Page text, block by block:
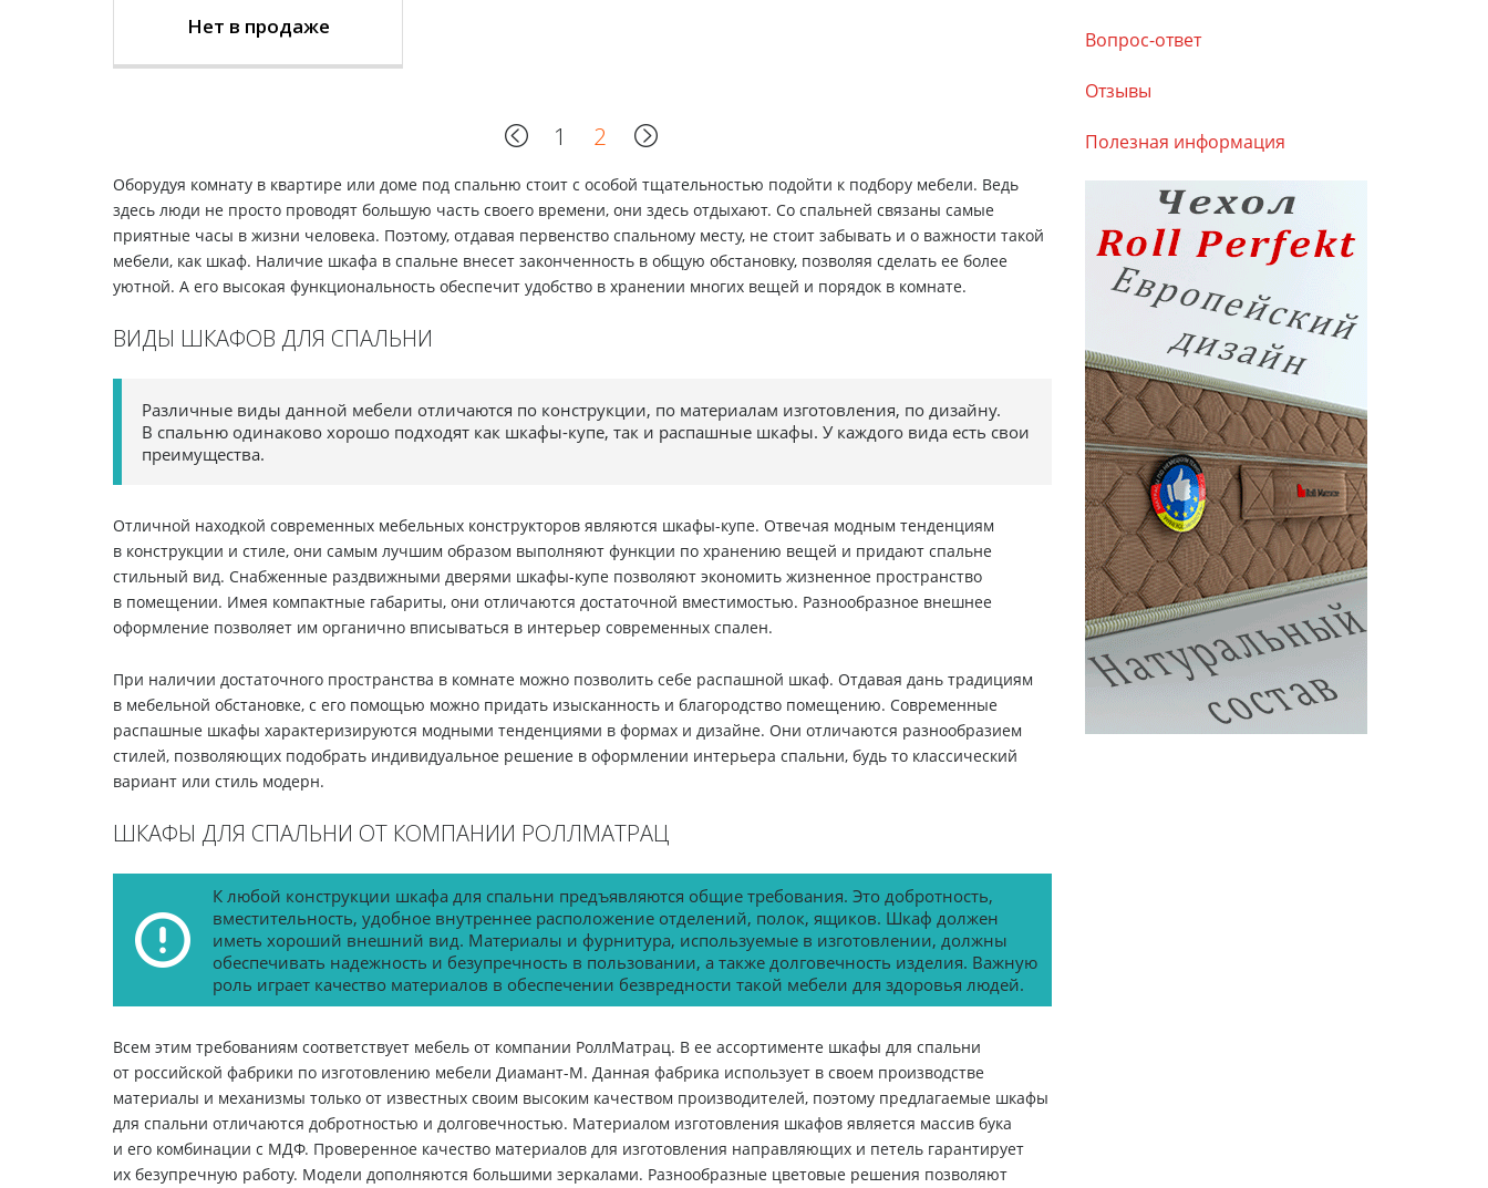
Вопрос-ответ
Отзывы
Полезная информация
отличаться от реального.
Нет в продаже
1 2
Оборудуя комнату в квартире или доме под спальню стоит с особой тщательностью подойти к подбору мебели. Ведь
здесь люди не просто проводят большую часть своего времени, они здесь отдыхают. Со спальней связаны самые
приятные часы в жизни человека. Поэтому, отдавая первенство спальному месту, не стоит забывать и о важности такой
мебели, как шкаф. Наличие шкафа в спальне внесет законченность в общую обстановку, позволяя сделать ее более
уютной. А его высокая функциональность обеспечит удобство в хранении многих вещей и порядок в комнате.
ВИДЫ ШКАФОВ ДЛЯ СПАЛЬНИ
Различные виды данной мебели отличаются по конструкции, по материалам изготовления, по дизайну.
В спальню одинаково хорошо подходят как шкафы-купе, так и распашные шкафы. У каждого вида есть свои
преимущества.
Отличной находкой современных мебельных конструкторов являются шкафы-купе. Отвечая модным тенденциям
в конструкции и стиле, они самым лучшим образом выполняют функции по хранению вещей и придают спальне
стильный вид. Снабженные раздвижными дверями шкафы-купе позволяют экономить жизненное пространство
в помещении. Имея компактные габариты, они отличаются достаточной вместимостью. Разнообразное внешнее
оформление позволяет им органично вписываться в интерьер современных спален.
При наличии достаточного пространства в комнате можно позволить себе распашной шкаф. Отдавая дань традициям
в мебельной обстановке, с его помощью можно придать изысканность и благородство помещению. Современные
распашные шкафы характеризируются модными тенденциями в формах и дизайне. Они отличаются разнообразием
стилей, позволяющих подобрать индивидуальное решение в оформлении интерьера спальни, будь то классический
вариант или стиль модерн.
ШКАФЫ ДЛЯ СПАЛЬНИ ОТ КОМПАНИИ РОЛЛМАТРАЦ
К любой конструкции шкафа для спальни предъявляются общие требования. Это добротность,
вместительность, удобное внутреннее расположение отделений, полок, ящиков. Шкаф должен
иметь хороший внешний вид. Материалы и фурнитура, используемые в изготовлении, должны
обеспечивать надежность и безупречность в пользовании, а также долговечность изделия. Важную
роль играет качество материалов в обеспечении безвредности такой мебели для здоровья людей.
Всем этим требованиям соответствует мебель от компании РоллМатрац. В ее ассортименте шкафы для спальни
от российской фабрики по изготовлению мебели Диамант-М. Данная фабрика использует в своем производстве
материалы и механизмы только от известных своим высоким качеством производителей, поэтому предлагаемые шкафы
для спальни отличаются добротностью и долговечностью. Материалом изготовления шкафов является массив бука
и его комбинации с МДФ. Проверенное качество материалов для изготовления направляющих и петель гарантирует
их безупречную работу. Модели дополняются большими зеркалами. Разнообразные цветовые решения позволяют